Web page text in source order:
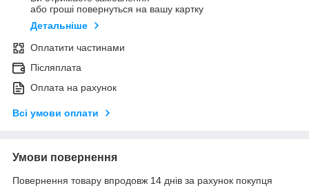
або гроші повернуться на вашу картку
Детальніше
Оплатити частинами
Післяплата
Оплата на рахунок
Всі умови оплати
Умови повернення
Повернення товару впродовж 14 днів за рахунок покупця